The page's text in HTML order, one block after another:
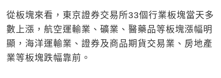
從板塊來看，東京證券交易所33個行業板塊當天多
數上漲，航空運輸業、礦業、醫藥品等板塊漲幅明
顯，海洋運輸業、證券及商品期貨交易業、房地產
業等板塊跌幅靠前。